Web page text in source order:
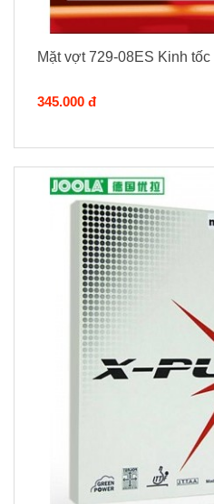
Mặt vợt 729-08ES Kinh
345.000 đ